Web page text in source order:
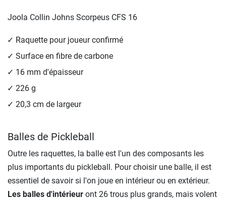
Joola Collin Johns Scorpeus CFS 16
Raquette pour joueur confirmé
Surface en fibre de carbone
16 mm d'épaisseur
226 g
20,3 cm de largeur
Balles de Pickleball
Outre les raquettes, la balle est l'un des composants les
plus importants du pickleball. Pour choisir une balle, il est
essentiel de savoir si l'on joue en intérieur ou en extérieur.
Les balles d'intérieur ont 26 trous plus grands, mais volent